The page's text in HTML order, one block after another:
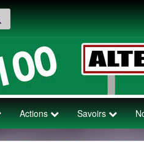
Actions Savoirs